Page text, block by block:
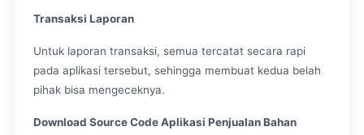
Transaksi Laporan
Untuk laporan transaksi, semua tercatat secara rapi
pada aplikasi tersebut, sehingga membuat kedua belah
pihak bisa mengeceknya.
Download Source Code Aplikasi Penjualan Bahan